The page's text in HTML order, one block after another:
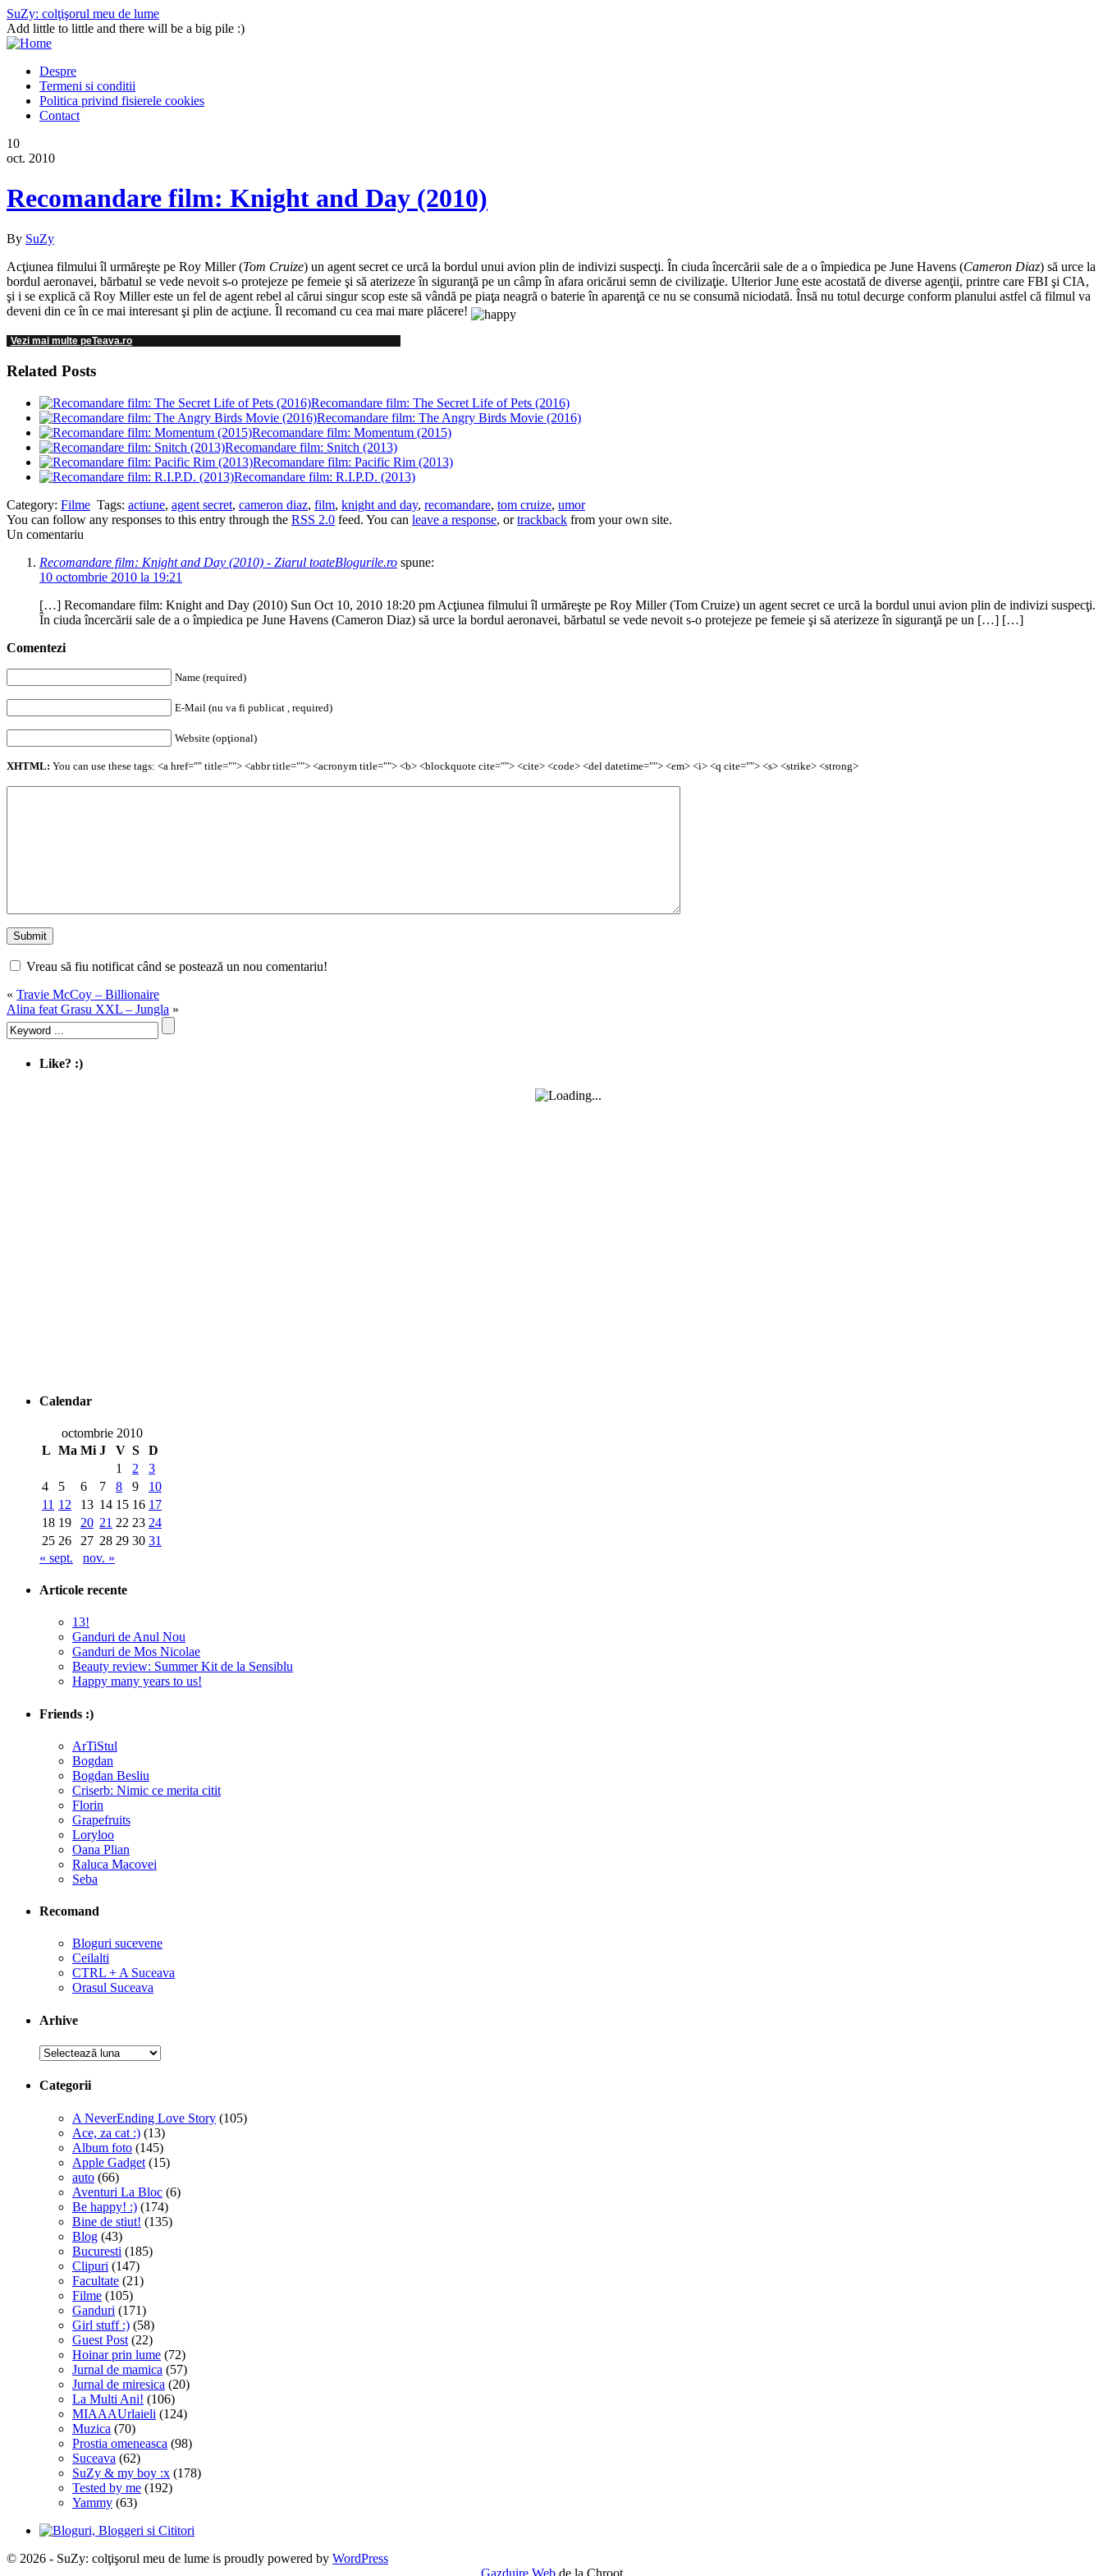
SuZy: colţişorul meu de lume
Add little to little and there will be a big pile :)
Despre
Termeni si conditii
Politica privind fisierele cookies
Contact
10
oct. 2010
Recomandare film: Knight and Day (2010)
By SuZy
Acţiunea filmului îl urmăreşte pe Roy Miller (Tom Cruize) un agent secret ce urcă la bordul unui avion plin de indivizi suspecţi. În ciuda încercării sale de a o împiedica pe June Havens (Cameron Diaz) să urce la
bordul aeronavei, bărbatul se vede nevoit s-o protejeze pe femeie şi să aterizeze în siguranţă pe un câmp în afara oricărui semn de civilizaţie. Ulterior June este acostată de diverse agenţii, printre care FBI şi CIA,
şi i se explică că Roy Miller este un fel de agent rebel al cărui singur scop este să vândă pe piaţa neagră o baterie în aparenţă ce nu se consumă niciodată. Însă nu totul decurge conform planului astfel că filmul va
deveni din ce în ce mai interesant şi plin de acţiune. Îl recomand cu cea mai mare plăcere!
Vezi mai multe peTeava.ro
Related Posts
Recomandare film: The Secret Life of Pets (2016)
Recomandare film: The Angry Birds Movie (2016)
Recomandare film: Momentum (2015)
Recomandare film: Snitch (2013)
Recomandare film: Pacific Rim (2013)
Recomandare film: R.I.P.D. (2013)
Category: Filme Tags: actiune, agent secret, cameron diaz, film, knight and day, recomandare, tom cruize, umor
You can follow any responses to this entry through the RSS 2.0 feed. You can leave a response, ortrackback from your own site.
Un comentariu
Recomandare film: Knight and Day (2010) - Ziarul toateBlogurile.ro spune:
10 octombrie 2010 la 19:21
[…] Recomandare film: Knight and Day (2010) Sun Oct 10, 2010 18:20 pm Acţiunea filmului îl urmăreşte pe Roy Miller (Tom Cruize) un agent secret ce urcă la bordul unui avion plin de indivizi suspecţi.
În ciuda încercării sale de a o împiedica pe June Havens (Cameron Diaz) să urce la bordul aeronavei, bărbatul se vede nevoit s-o protejeze pe femeie şi să aterizeze în siguranţă pe un […] […]
Comentezi
Name (required)
E-Mail (nu va fi publicat , required)
Website (opţional)
XHTML: You can use these tags: <a href="" title=""> <abbr title=""> <acronym title=""> <b> <blockquote cite=""> <cite> <code> <del datetime=""> <em> <i> <q cite=""> <s> <strike> <strong>
Vreau să fiu notificat când se postează un nou comentariu!
« Travie McCoy – Billionaire
Alina feat Grasu XXL – Jungla »
Like? :)
Calendar
octombrie 2010
L Ma Mi J V S
D
1
2
3
4
5 6 7 8 9
10
11 12 13 14 15 16 17
18 19 20 21 22 23 24
25 26 27 28 29 30 31
« sept.
nov. »
Articole recente
13!
Ganduri de Anul Nou
Ganduri de Mos Nicolae
Beauty review: Summer Kit de la Sensiblu
Happy many years to us!
Friends :)
ArTiStul
Bogdan
Bogdan Besliu
Criserb: Nimic ce merita citit
Florin
Grapefruits
Loryloo
Oana Plian
Raluca Macovei
Seba
Recomand
Bloguri sucevene
Ceilalti
CTRL + A Suceava
Orasul Suceava
Arhive
Arhive
Categorii
A NeverEnding Love Story (105)
Ace, za cat :) (13)
Album foto (145)
Apple Gadget (15)
auto (66)
Aventuri La Bloc (6)
Be happy! :) (174)
Bine de stiut! (135)
Blog (43)
Bucuresti (185)
Clipuri (147)
Facultate (21)
Filme (105)
Ganduri (171)
Girl stuff :) (58)
Guest Post (22)
Hoinar prin lume (72)
Jurnal de mamica (57)
Jurnal de miresica (20)
La Multi Ani! (106)
MIAAAUrlaieli (124)
Muzica (70)
Prostia omeneasca (98)
Suceava (62)
SuZy & my boy :x (178)
Tested by me (192)
Yammy (63)
© 2026 - SuZy: colţişorul meu de lume is proudly powered by WordPress
Gazduire Webde la Chroot